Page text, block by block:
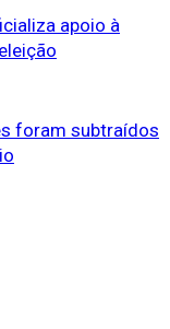
apoio à
foram subtraídos